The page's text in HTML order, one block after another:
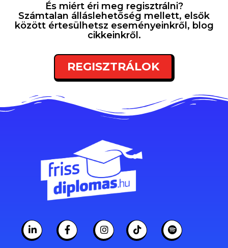
És miért éri meg regisztrálni?
Számtalan álláslehetőség mellett, elsők
között értesülhetsz eseményeinkről, blog
cikkeinkről.
REGISZTRÁLOK